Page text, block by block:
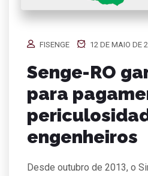
FISENGE 12 DE MAIO DE
Senge-RO
para
engenheiros
Desde outubro de 2013, o